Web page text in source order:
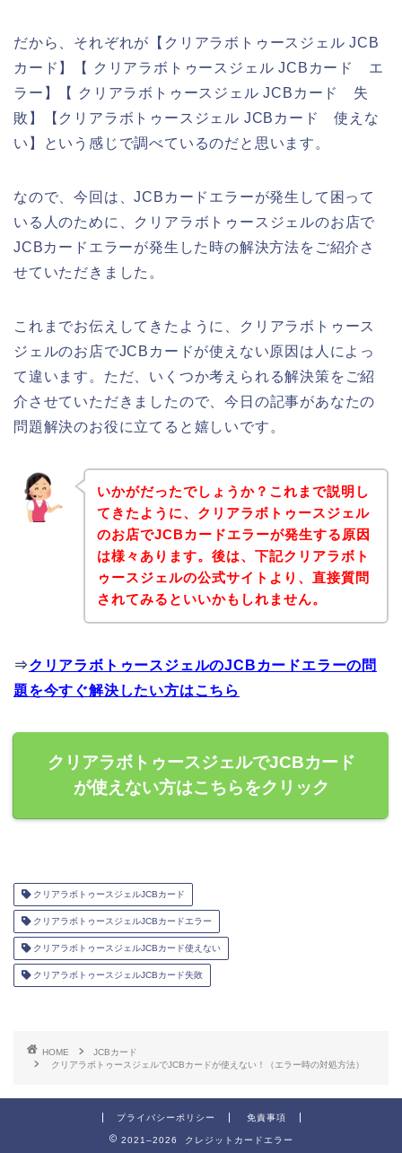
だから、それぞれが【クリアラボトゥースジェル JCB
カード】【 クリアラボトゥースジェル JCBカード エ
ラー】【 クリアラボトゥースジェル JCBカード 失
敗】【クリアラボトゥースジェル JCBカード 使えな
い】という感じで調べているのだと思います。
なので、今回は、JCBカードエラーが発生して困って
いる人のために、クリアラボトゥースジェルのお店で
JCBカードエラーが発生した時の解決方法をご紹介さ
せていただきました。
これまでお伝えしてきたように、クリアラボトゥース
ジェルのお店でJCBカードが使えない原因は人によっ
て違います。ただ、いくつか考えられる解決策をご紹
介させていただきましたので、今日の記事があなたの
問題解決のお役に立てると嬉しいです。
いかがだったでしょうか？これまで説明し
てきたように、クリアラボトゥースジェル
のお店でJCBカードエラーが発生する原因
は様々あります。後は、下記クリアラボト
ゥースジェルの公式サイトより、直接質問
されてみるといいかもしれません。
⇒クリアラボトゥースジェルのJCBカードエラーの問
題を今すぐ解決したい方はこちら
クリアラボトゥースジェルでJCBカード
が使えない方はこちらをクリック
クリアラボトゥースジェルJCBカード
クリアラボトゥースジェルJCBカードエラー
クリアラボトゥースジェルJCBカード使えない
クリアラボトゥースジェルJCBカード失敗
HOME
JCBカード
クリアラボトゥースジェルでJCBカードが使えない！（エラー時の対処方法）
プライバシーポリシー 免責事項
2021–2026 クレジットカードエラー